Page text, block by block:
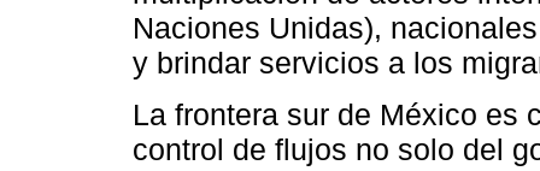
Naciones Unidas),
y brindar servicios a los
La frontera sur de México es
control de flujos no solo del